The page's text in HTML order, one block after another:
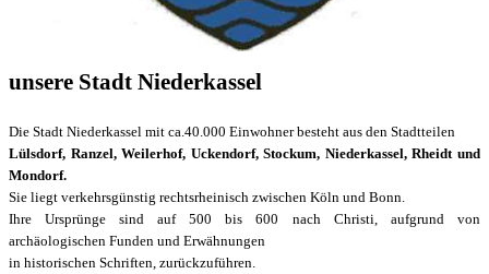
unsere Stadt Niederkassel
Die Stadt Niederkassel mit ca.40.000 Einwohner besteht aus den Stadtteilen
Lülsdorf, Ranzel, Weilerhof, Uckendorf, Stockum, Niederkassel, Rheidt und
Mondorf.
Sie liegt verkehrsgünstig rechtsrheinisch zwischen Köln und Bonn.
Ihre Ursprünge sind auf 500 bis 600 nach Christi, aufgrund von
archäologischen Funden und Erwähnungen
in historischen Schriften, zurückzuführen.